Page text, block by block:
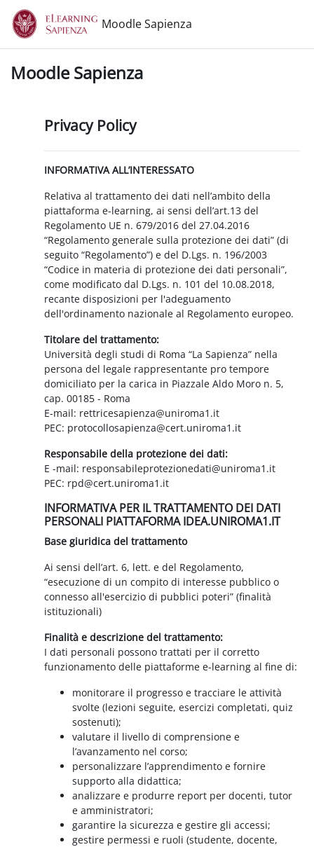
Vai al contenuto principale
Moodle Sapienza
Moodle Sapienza
Privacy Policy
INFORMATIVA ALL’INTERESSATO
Relativa al trattamento dei dati nell’ambito della
piattaforma e-learning, ai sensi dell’art.13 del
Regolamento UE n. 679/2016 del 27.04.2016
“Regolamento generale sulla protezione dei dati” (di
seguito “Regolamento”) e del D.Lgs. n. 196/2003
“Codice in materia di protezione dei dati personali”,
come modificato dal D.Lgs. n. 101 del 10.08.2018,
recante disposizioni per l'adeguamento
dell'ordinamento nazionale al Regolamento europeo.
Titolare del trattamento:
Università degli studi di Roma “La Sapienza” nella
persona del legale rappresentante pro tempore
domiciliato per la carica in Piazzale Aldo Moro n. 5,
cap. 00185 - Roma
E-mail: rettricesapienza@uniroma1.it
PEC: protocollosapienza@cert.uniroma1.it
Responsabile della protezione dei dati:
E -mail: responsabileprotezionedati@uniroma1.it
PEC: rpd@cert.uniroma1.it
INFORMATIVA PER IL TRATTAMENTO DEI DATI
PERSONALI PIATTAFORMA IDEA.UNIROMA1.IT
Base giuridica del trattamento
Ai sensi dell’art. 6, lett. e del Regolamento,
“esecuzione di un compito di interesse pubblico o
connesso all'esercizio di pubblici poteri” (finalità
istituzionali)
Finalità e descrizione del trattamento:
I dati personali possono trattati per il corretto
funzionamento delle piattaforme e-learning al fine di:
monitorare il progresso e tracciare le attività
svolte (lezioni seguite, esercizi completati, quiz
sostenuti);
valutare il livello di comprensione e
l’avanzamento nel corso;
personalizzare l’apprendimento e fornire
supporto alla didattica;
analizzare e produrre report per docenti, tutor
e amministratori;
garantire la sicurezza e gestire gli accessi;
gestire permessi e ruoli (studente, docente,